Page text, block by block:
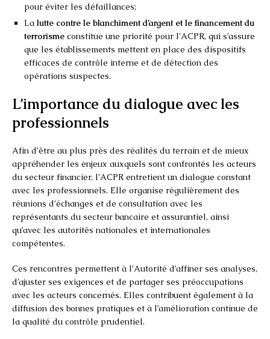
pour éviter les défaillances;
La lutte contre le blanchiment d’argent et le financement du
terrorisme constitue une priorité pour l’ACPR, qui s’assure
que les établissements mettent en place des dispositifs
efficaces de contrôle interne et de détection des
opérations suspectes.
L’importance du dialogue avec les
professionnels
Afin d’être au plus près des réalités du terrain et de mieux
appréhender les enjeux auxquels sont confrontés les acteurs
du secteur financier, l’ACPR entretient un dialogue constant
avec les professionnels. Elle organise régulièrement des
réunions d’échanges et de consultation avec les
représentants du secteur bancaire et assurantiel, ainsi
qu’avec les autorités nationales et internationales
compétentes.
Ces rencontres permettent à l’Autorité d’affiner ses analyses,
d’ajuster ses exigences et de partager ses préoccupations
avec les acteurs concernés. Elles contribuent également à la
diffusion des bonnes pratiques et à l’amélioration continue de
la qualité du contrôle prudentiel.